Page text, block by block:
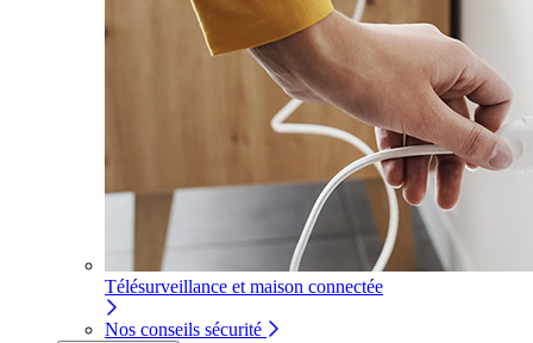
Télésurveillance et maison connectée
Nos conseils sécurité